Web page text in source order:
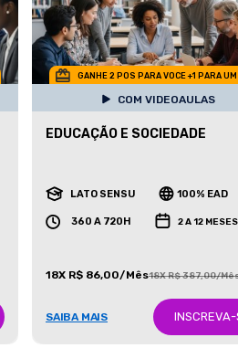
GANHE 2 POS PARA VOCE +1 PARA UM
COM VIDEOAULAS
EDUCAÇÃO E SOCIEDADE
LATO SENSU 100% EAD
360 A 720H 2 A 12 MESES
18X R$ 86,00/Mês18X R$ 387,00/
SAIBA MAIS INSCREVA-